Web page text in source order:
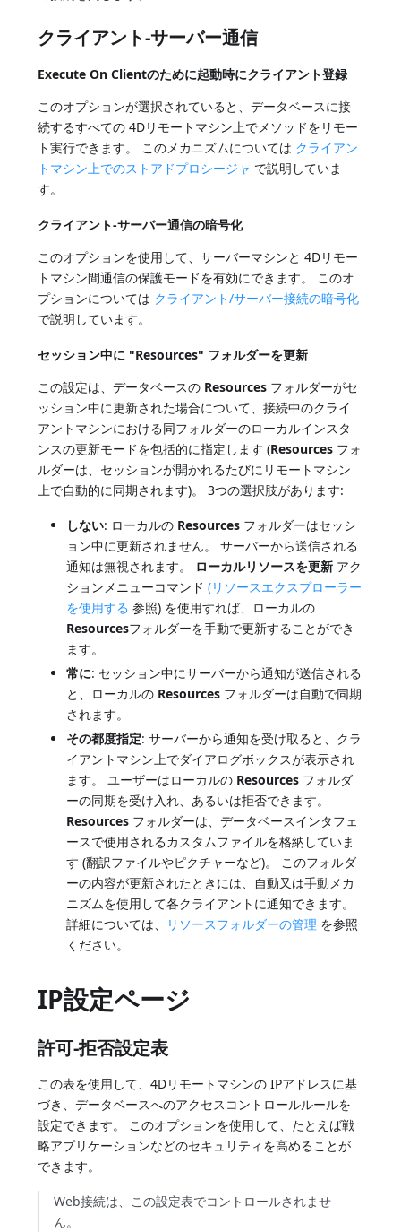
クライアント-サーバー通信
Execute On Clientのために起動時にクライアント登録
このオプションが選択されていると、データベースに接
続するすべての 4Dリモートマシン上でメソッドをリモー
ト実行できます。 このメカニズムについては クライアン
トマシン上でのストアドプロシージャ で説明していま
す。
クライアント-サーバー通信の暗号化
このオプションを使用して、サーバーマシンと 4Dリモー
トマシン間通信の保護モードを有効にできます。 このオ
プションについては クライアント/サーバー接続の暗号化
で説明しています。
セッション中に "Resources" フォルダーを更新
この設定は、データベースの Resources フォルダーがセ
ッション中に更新された場合について、接続中のクライ
アントマシンにおける同フォルダーのローカルインスタ
ンスの更新モードを包括的に指定します (Resources フォ
ルダーは、セッションが開かれるたびにリモートマシン
上で自動的に同期されます)。 3つの選択肢があります:
しない: ローカルの Resources フォルダーはセッシ
ョン中に更新されません。 サーバーから送信される
通知は無視されます。 ローカルリソースを更新 アク
ションメニューコマンド(リソースエクスプローラー
を使用する 参照) を使用すれば、ローカルの
Resourcesフォルダーを手動で更新することができ
ます。
常に: セッション中にサーバーから通知が送信される
と、ローカルの Resources フォルダーは自動で同期
されます。
その都度指定: サーバーから通知を受け取ると、クラ
イアントマシン上でダイアログボックスが表示され
ます。 ユーザーはローカルの Resources フォルダ
ーの同期を受け入れ、あるいは拒否できます。
Resources フォルダーは、データベースインタフェ
ースで使用されるカスタムファイルを格納していま
す (翻訳ファイルやピクチャーなど)。 このフォルダ
ーの内容が更新されたときには、自動又は手動メカ
ニズムを使用して各クライアントに通知できます。
詳細については、
リソースフォルダーの管理 を参照
ください。
IP設定ページ
許可-拒否設定表
この表を使用して、4Dリモートマシンの IPアドレスに基
づき、データベースへのアクセスコントロールルールを
設定できます。 このオプションを使用して、たとえば戦
略アプリケーションなどのセキュリティを高めることが
できます。
Web接続は、この設定表でコントロールされませ
ん。